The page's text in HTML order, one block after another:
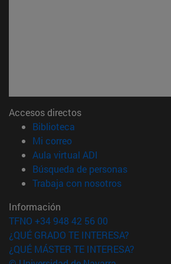
Accesos directos
Biblioteca
Mi correo(abre en nueva ventana)
Aula virtual ADI
Búsqueda de personas(abre en
Trabaja con nosotros(abre en
Información
TFNO +34 948 42 56 00
¿QUÉ GRADO TE INTERESA?
¿QUÉ MÁSTER TE INTERESA?